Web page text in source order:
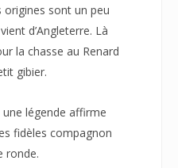
origines sont un peu
d’Angleterre. Là
la chasse au Renard
gibier.
une légende affirme
fidèles compagnon
ronde.